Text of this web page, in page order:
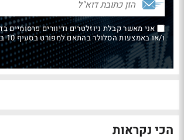
אני מאשר קבלת ניוזלטרים ודיוורים פרסומיים
ו/או באמצעות הסלולר בהתאם למפורט בסעיף 10 בתנאי השימוש
הכי נקראות